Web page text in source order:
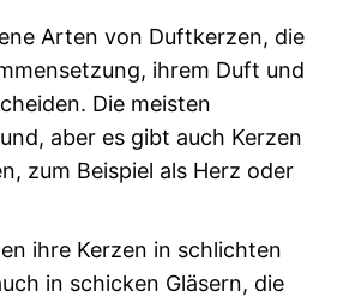
Arten von Duftkerzen, die
ihrem Duft und
Die meisten
aber es gibt auch Kerzen
zum Beispiel als Herz oder
ihre Kerzen in schlichten
in schicken Gläsern, die